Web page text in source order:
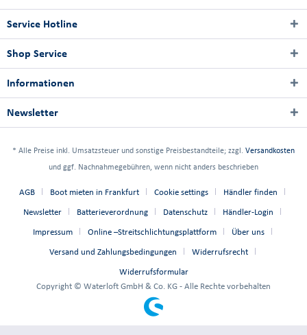
Service Hotline
Shop Service
Informationen
Newsletter
* Alle Preise inkl. Umsatzsteuer und sonstige Preisbestandteile; zzgl. Versandkosten
und ggf. Nachnahmegebühren, wenn nicht anders beschrieben
AGB Boot mieten in Frankfurt Cookie settings Händler finden
Newsletter Batterieverordnung Datenschutz Händler-Login
Impressum Online –Streitschlichtungsplattform Über uns
Versand und Zahlungsbedingungen Widerrufsrecht
Widerrufsformular
Copyright © Waterloft GmbH & Co. KG - Alle Rechte vorbehalten